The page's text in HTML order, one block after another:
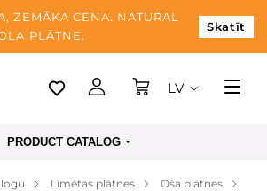
ZEMĀKA CENA. NATURAL
PLĀTNE.
Skatīt
LV
PRODUCT CATALOG
Līmētas plātnes
Oša plātnes